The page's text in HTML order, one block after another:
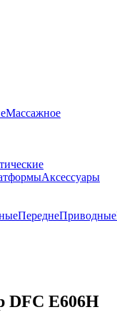
Массажное
Аксессуары
ПереднеПриводные
DFC E606H